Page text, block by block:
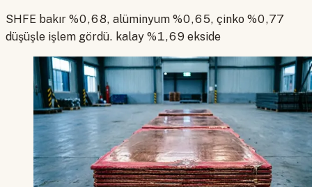
SHFE bakır %0,68, alüminyum %0,65, çinko %0,77
düşüşle işlem gördü. kalay %1,69 ekside